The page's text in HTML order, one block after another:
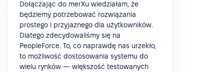
Dołączając do merXu wiedziałam, że
będziemy potrzebować rozwiązania
prostego i przyjaznego dla użytkowników.
Dlatego zdecydowaliśmy się na
PeopleForce. To, co naprawdę nas urzekło,
to możliwość dostosowania systemu do
wielu rynków — większość testowanych